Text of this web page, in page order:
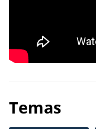
Temas